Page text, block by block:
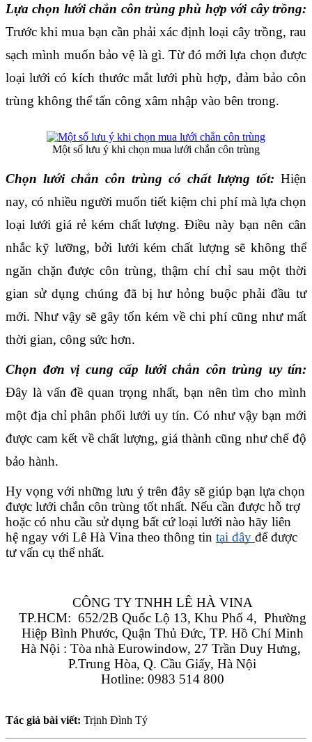
Lựa chọn lưới chắn côn trùng phù hợp với cây trồng:
Trước khi mua bạn cần phải xác định loại cây trồng, rau
sạch mình muốn bảo vệ là gì. Từ đó mới lựa chọn được
loại lưới có kích thước mắt lưới phù hợp, đảm bảo côn
trùng không thể tấn công xâm nhập vào bên trong.
Một số lưu ý khi chọn mua lưới chắn côn trùng
Chọn lưới chắn côn trùng có chất lượng tốt: Hiện
nay, có nhiều người muốn tiết kiệm chi phí mà lựa chọn
loại lưới giá rẻ kém chất lượng. Điều này bạn nên cân
nhắc kỹ lưỡng, bởi lưới kém chất lượng sẽ không thể
ngăn chặn được côn trùng, thậm chí chỉ sau một thời
gian sử dụng chúng đã bị hư hỏng buộc phải đầu tư
mới. Như vậy sẽ gây tốn kém về chi phí cũng như mất
thời gian, công sức hơn.
Chọn đơn vị cung cấp lưới chắn côn trùng uy tín:
Đây là vấn đề quan trọng nhất, bạn nên tìm cho mình
một địa chỉ phân phối lưới uy tín. Có như vậy bạn mới
được cam kết về chất lượng, giá thành cũng như chế độ
bảo hành.
Hy vọng với những lưu ý trên đây sẽ giúp bạn lựa chọn
được lưới chắn côn trùng tốt nhất. Nếu cần được hỗ trợ
hoặc có nhu cầu sử dụng bất cứ loại lưới nào hãy liên
hệ ngay với Lê Hà Vina theo thông tin tại đây để được
tư vấn cụ thể nhất.
CÔNG TY TNHH LÊ HÀ VINA
TP.HCM:  652/2B Quốc Lộ 13, Khu Phố 4,  Phường
Hiệp Bình Phước, Quận Thủ Đức, TP. Hồ Chí Minh
Hà Nội : Tòa nhà Eurowindow, 27 Trần Duy Hưng,
P.Trung Hòa, Q. Cầu Giấy, Hà Nội
Hotline: 0983 514 800
Tác giả bài viết: Trịnh Đình Tý